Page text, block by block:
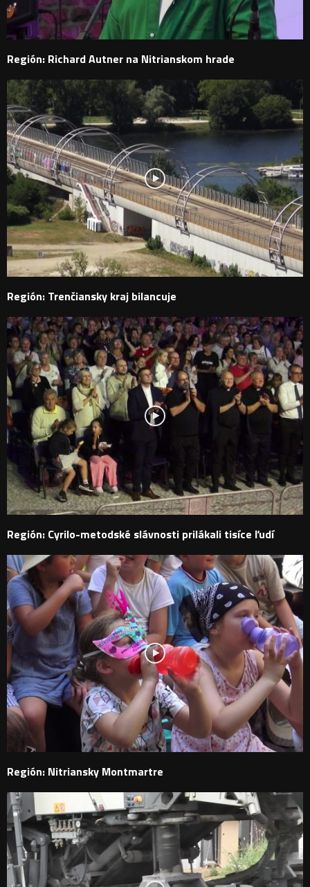
Región: Richard Autner na Nitrianskom hrade
Región: Trenčiansky kraj bilancuje
Región: Cyrilo-metodské slávnosti prilákali tisíce ľudí
Región: Nitriansky Montmartre